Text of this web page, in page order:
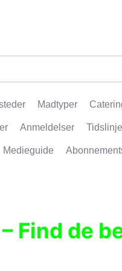
Madtyper
Anmeldelser Tidslinje
Medieguide
Find de